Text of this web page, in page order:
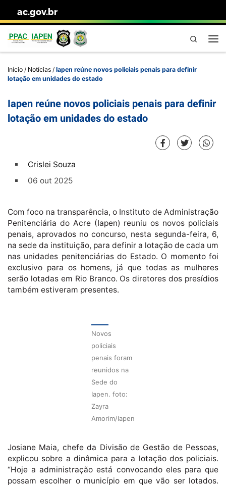
Skip to content
ac.gov.br
Pesquisa
Início / Notícias / Iapen reúne novos policiais penais para definir
lotação em unidades do estado
Iapen reúne novos policiais penais para definir
lotação em unidades do estado
Crislei Souza
06 out 2025
Com foco na transparência, o Instituto de Administração
Penitenciária do Acre (Iapen) reuniu os novos policiais
penais, aprovados no concurso, nesta segunda-feira, 6,
na sede da instituição, para definir a lotação de cada um
nas unidades penitenciárias do Estado. O momento foi
exclusivo para os homens, já que todas as mulheres
serão lotadas em Rio Branco. Os diretores dos presídios
também estiveram presentes.
Novos
policiais
penais foram
reunidos na
Sede do
Iapen. foto:
Zayra
Amorim/Iapen
Josiane Maia, chefe da Divisão de Gestão de Pessoas,
explicou sobre a dinâmica para a lotação dos policiais.
“Hoje a administração está convocando eles para que
possam escolher o município em que vão ser lotados.